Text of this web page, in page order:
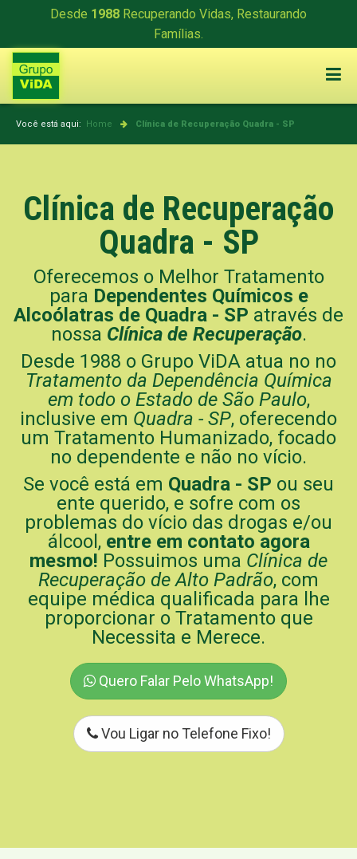
Desde 1988 Recuperando Vidas, Restaurando
Famílias.
Você está aqui: Home Clínica de Recuperação Quadra - SP
Clínica de Recuperação
Quadra - SP
Oferecemos o Melhor Tratamento
para Dependentes Químicos e
Alcoólatras de Quadra - SP através de
nossa Clínica de Recuperação.
Desde 1988 o Grupo ViDA atua no no
Tratamento da Dependência Química
em todo o Estado de São Paulo,
inclusive em Quadra - SP, oferecendo
um Tratamento Humanizado, focado
no dependente e não no vício.
Se você está em Quadra - SP ou seu
ente querido, e sofre com os
problemas do vício das drogas e/ou
álcool, entre em contato agora
mesmo! Possuimos uma Clínica de
Recuperação de Alto Padrão, com
equipe médica qualificada para lhe
proporcionar o Tratamento que
Necessita e Merece.
Quero Falar Pelo WhatsApp!
Vou Ligar no Telefone Fixo!